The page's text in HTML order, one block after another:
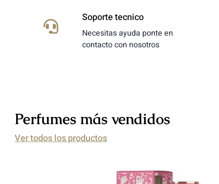
Soporte tecnico
Necesitas ayuda ponte en
contacto con nosotros
Perfumes más vendidos
Ver todos los productos